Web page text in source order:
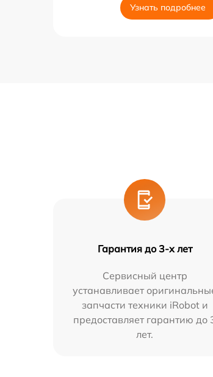
Узнать подробнее
Гарантия до 3-х лет
Сервисный центр
устанавливает
запчасти техники iRobot и
предоставляет гарантию до
лет.